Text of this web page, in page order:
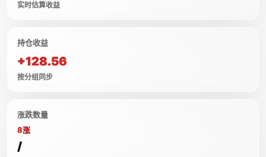
实时估算收益
持仓收益
+128.56
按分组同步
涨跌数量
8涨
/